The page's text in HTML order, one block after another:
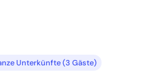
Unterkünfte (3 Gäste)